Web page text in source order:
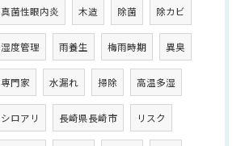
真菌性眼内炎 木造 除菌 除カビ
湿度管理 雨養生 梅雨時期 異臭
専門家 水漏れ 掃除 高温多湿
シロアリ 長崎県長崎市 リスク